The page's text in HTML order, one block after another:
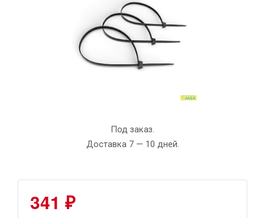
Под заказ.
Доставка 7 — 10 дней.
341 ₽